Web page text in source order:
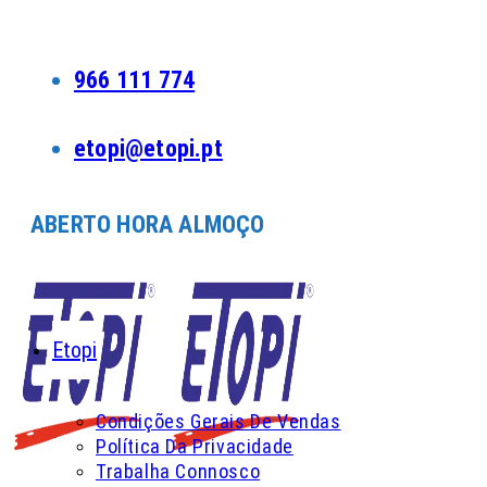
966 111 774
etopi@etopi.pt
ABERTO HORA ALMOÇO
Etopi
Condições Gerais De Vendas
Política Da Privacidade
Trabalha Connosco